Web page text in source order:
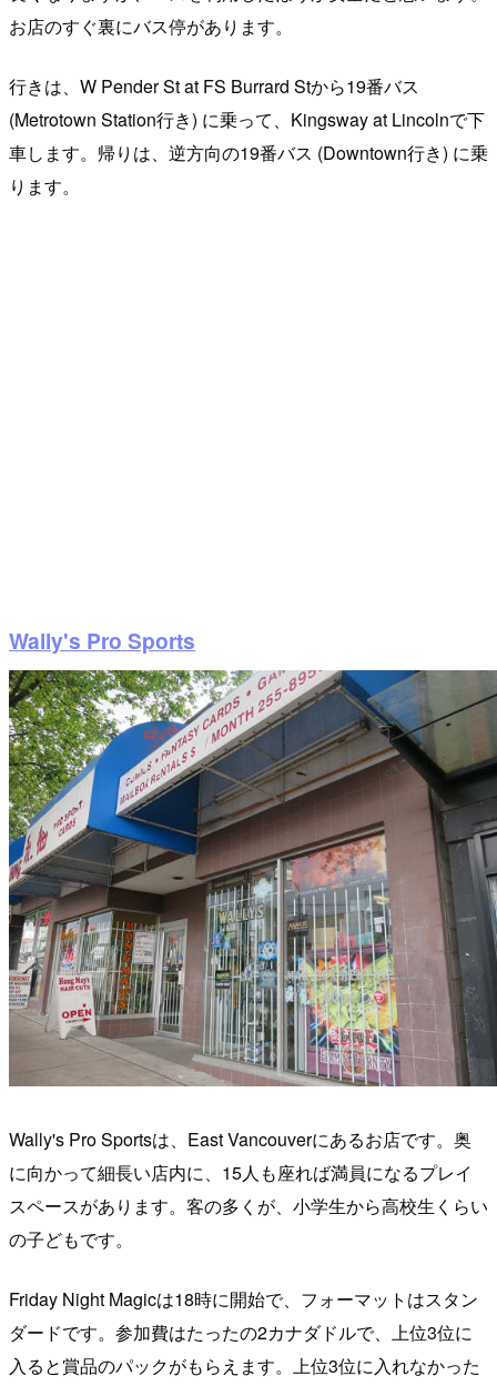
お店のすぐ裏にバス停があります。
行きは、W Pender St at FS Burrard Stから19番バス
(Metrotown Station行き) に乗って、Kingsway at Lincolnで下
車します。帰りは、逆方向の19番バス (Downtown行き) に乗
ります。
Wally's Pro Sports
Wally's Pro Sportsは、East Vancouverにあるお店です。奥
に向かって細長い店内に、15人も座れば満員になるプレイ
スペースがあります。客の多くが、小学生から高校生くらい
の子どもです。
Friday Night Magicは18時に開始で、フォーマットはスタン
ダードです。参加費はたったの2カナダドルで、上位3位に
入ると賞品のパックがもらえます。上位3位に入れなかった